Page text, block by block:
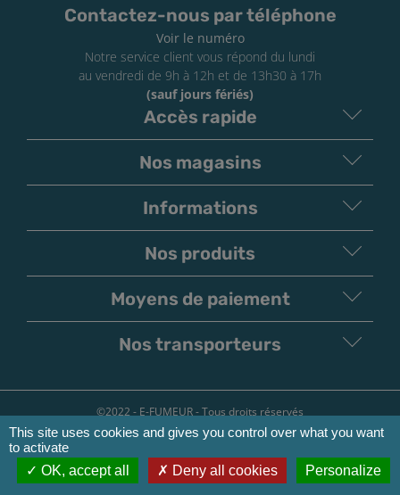
Contactez-nous par téléphone
Voir le numéro
Notre service client vous répond du lundi
au vendredi de 9h à 12h et de 13h30 à 17h
(sauf jours fériés)
Accès rapide
Nos magasins
Informations
Nos produits
Moyens de paiement
Nos transporteurs
©2022 - E-FUMEUR - Tous droits réservés
Conditions d'utilisation
Mentions légales
Politique de confidentialité
This site uses cookies and gives you control over what you want
to activate
OK, accept all
Deny all cookies Personalize